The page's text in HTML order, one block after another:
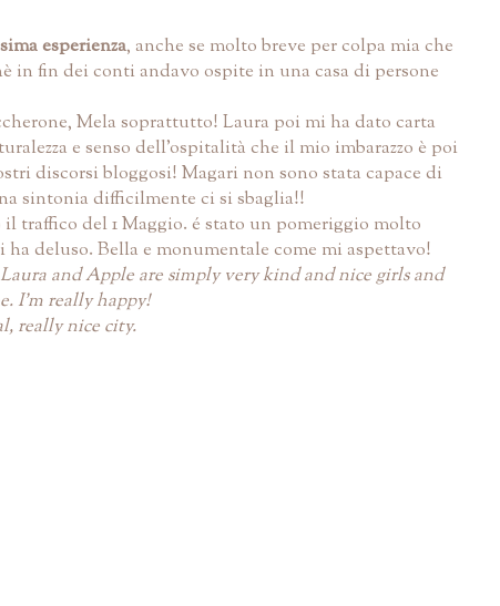
esperienza, anche se molto breve per colpa mia che
in fin dei conti andavo ospite in una casa di persone
Mela soprattutto! Laura poi mi ha dato carta
e senso dell'ospitalità che il mio imbarazzo è poi
discorsi bloggosi! Magari non sono stata capace di
sintonia difficilmente ci si sbaglia!!
traffico del 1 Maggio. é stato un pomeriggio molto
deluso. Bella e monumentale come mi aspettavo!
and Apple are simply very kind and nice girls and
I'm really happy!
really nice city.